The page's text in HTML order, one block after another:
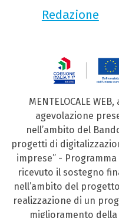
Redazione
MENTELOCALE
agevolazione
nell’ambito del
progetti di
imprese” - Programma
ricevuto il sostegno
nell’ambito del progetto
realizzazione di un
miglioramento